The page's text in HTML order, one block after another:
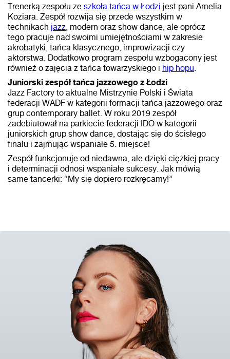
Trenerką zespołu ze szkoła tańca w Łodzi jest pani Amelia
Koziara. Zespół rozwija się przede wszystkim w
technikach jazz , modern oraz show dance, ale oprócz
tego pracuje nad swoimi umiejętnościami w zakresie
akrobatyki, tańca klasycznego, improwizacji czy
aktorstwa. Dodatkowo program zespołu wzbogacony jest
również o zajęcia z tańca towarzyskiego i hip hopu
Juniorski zespół tańca jazzowego z Łodzi
Jazz Factory to aktualne Mistrzynie Polski i Świata
federacji WADF w kategorii formacji tańca jazzowego oraz
grup contemporary ballet. W roku 2019 zespół
zadebiutował na parkiecie federacji IDO w kategorii
juniorskich grup show dance, dostając się do ścisłego
finału i zajmując wspaniałe 5. miejsce!
Zespół funkcjonuje od niedawna, ale dzięki ciężkiej pracy
i determinacji odnosi wspaniałe sukcesy. Jak mówią
same tancerki: “My się dopiero rozkręcamy!”